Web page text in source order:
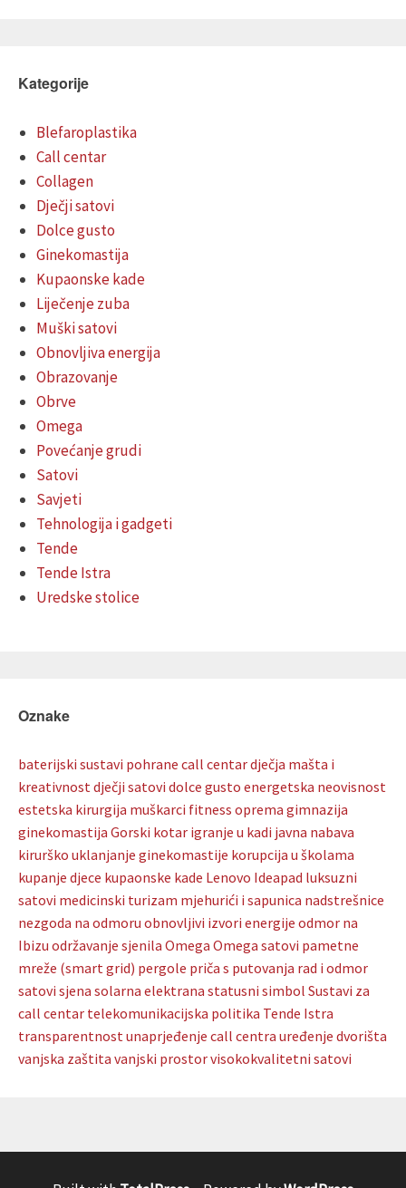
Kategorije
Blefaroplastika
Call centar
Collagen
Dječji satovi
Dolce gusto
Ginekomastija
Kupaonske kade
Liječenje zuba
Muški satovi
Obnovljiva energija
Obrazovanje
Obrve
Omega
Povećanje grudi
Satovi
Savjeti
Tehnologija i gadgeti
Tende
Tende Istra
Uredske stolice
Oznake
baterijski sustavi pohrane call centardječja mašta i
kreativnost dječji satovi dolce gusto energetska neovisnost
estetska kirurgija muškarci fitness oprema gimnazija
ginekomastija Gorski kotar igranje u kadi javna nabava
kirurško uklanjanje ginekomastije korupcija u školama
kupanje djece kupaonske kade Lenovo Ideapad luksuzni
satovi medicinski turizam mjehurići i sapunica nadstrešnice
nezgoda na odmoru obnovljivi izvori energije odmor na
Ibizu održavanje sjenila Omega Omega satovi pametne
mreže (smart grid) pergole priča s putovanja rad i odmor
satovi sjena solarna elektrana statusni simbol Sustavi za
call centar telekomunikacijska politika Tende Istra
transparentnost unaprjeđenje call centra uređenje dvorišta
vanjska zaštita vanjski prostorvisokokvalitetni satovi